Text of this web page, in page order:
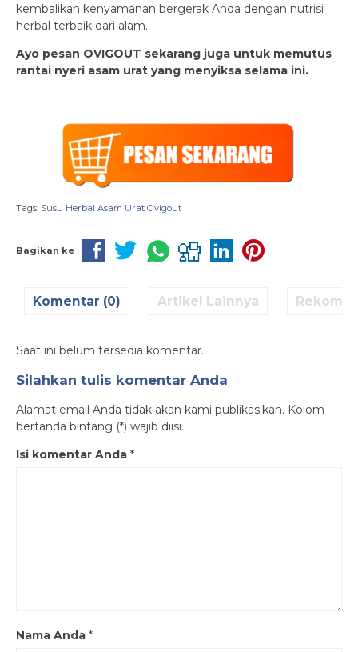
kembalikan kenyamanan bergerak Anda dengan nutrisi
herbal terbaik dari alam.
Ayo pesan OVIGOUT sekarang juga untuk memutus
rantai nyeri asam urat yang menyiksa selama ini.
Tags: Susu Herbal Asam Urat Ovigout
Bagikan ke
Komentar (0) Artikel Lainnya
Saat ini belum tersedia komentar.
Silahkan tulis komentar Anda
Alamat email Anda tidak akan kami publikasikan. Kolom
bertanda bintang (*) wajib diisi.
Isi komentar Anda *
Nama Anda *